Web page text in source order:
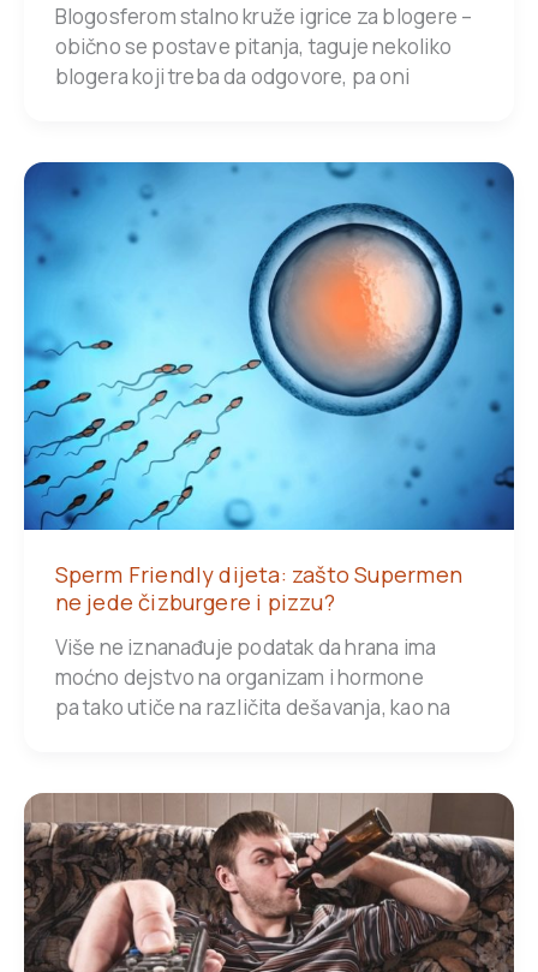
Blogosferom stalno kruže igrice za blogere –
obično se postave pitanja, taguje nekoliko
blogera koji treba da odgovore, pa oni
Sperm Friendly dijeta: zašto Supermen
ne jede čizburgere i pizzu?
Više ne iznanađuje podatak da hrana ima
moćno dejstvo na organizam i hormone
pa tako utiče na različita dešavanja, kao na